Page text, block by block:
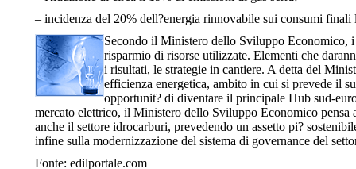
– incidenza del 20% dell?energia rinnovabile sui consumi finali
Secondo il Ministero dello Sviluppo Economico,
risparmio di risorse utilizzate. Elementi che
i risultati, le strategie in cantiere. A detta del
efficienza energetica, ambito in cui si prevede il
opportunit? di diventare il principale Hub sud-
mercato elettrico, il Ministero dello Sviluppo Economico
anche il settore idrocarburi, prevedendo un assetto pi?
infine sulla modernizzazione del sistema di governance del
Fonte: edilportale.com